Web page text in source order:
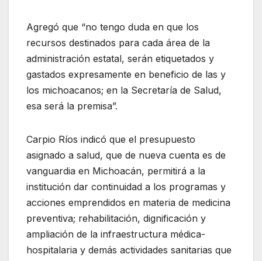
Agregó que “no tengo duda en que los
recursos destinados para cada área de la
administración estatal, serán etiquetados y
gastados expresamente en beneficio de las y
los michoacanos; en la Secretaría de Salud,
esa será la premisa”.
Carpio Ríos indicó que el presupuesto
asignado a salud, que de nueva cuenta es de
vanguardia en Michoacán, permitirá a la
institución dar continuidad a los programas y
acciones emprendidos en materia de medicina
preventiva; rehabilitación, dignificación y
ampliación de la infraestructura médica-
hospitalaria y demás actividades sanitarias que